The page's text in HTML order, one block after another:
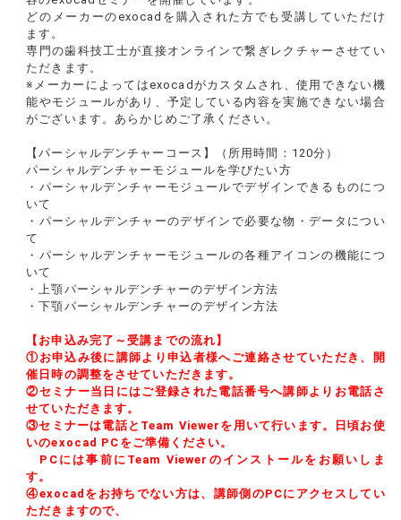
どのメーカーのexocadを購入された方でも受講していただけ
ます。
専門の歯科技工士が直接オンラインで繋ぎレクチャーさせてい
ただきます。
※メーカーによってはexocadがカスタムされ、使用できない機
能やモジュールがあり、予定している内容を実施できない場合
がございます。あらかじめご了承ください。
【パーシャルデンチャーコース】（所用時間：120分）
パーシャルデンチャーモジュールを学びたい方
・パーシャルデンチャーモジュールでデザインできるものにつ
いて
・パーシャルデンチャーのデザインで必要な物・データについ
て
・パーシャルデンチャーモジュールの各種アイコンの機能につ
いて
・上顎パーシャルデンチャーのデザイン方法
・下顎パーシャルデンチャーのデザイン方法
【お申込み完了～受講までの流れ】
①お申込み後に講師より申込者様へご連絡させていただき、開
催日時の調整をさせていただきます。
②セミナー当日にはご登録された電話番号へ講師よりお電話さ
せていただきます。
③セミナーは電話とTeam Viewerを用いて行います。日頃お使
いのexocad PCをご準備ください。
PCには事前にTeam Viewerのインストールをお願いしま
す。
④exocadをお持ちでない方は、講師側のPCにアクセスしてい
ただきますので、